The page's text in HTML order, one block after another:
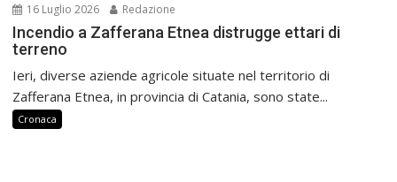
16 Luglio 2026 Redazione
Incendio a Zafferana Etnea distrugge ettari di
terreno
Ieri, diverse aziende agricole situate nel territorio di
Zafferana Etnea, in provincia di Catania, sono state...
Cronaca